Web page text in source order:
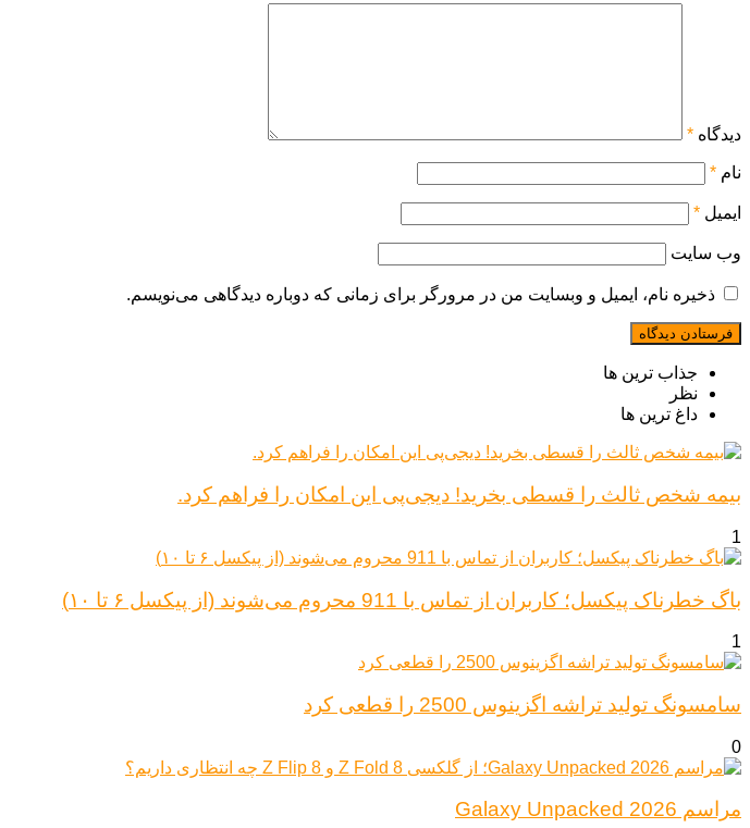
دیدگاه *
نام *
ایمیل *
وب‌ سایت
ذخیره نام، ایمیل و وبسایت من در مرورگر برای زمانی که دوباره دیدگاهی می‌نویسم.
جذاب ترین ها
نظر
داغ ترین ها
بیمه شخص ثالث را قسطی بخرید! دیجی‌پی این امکان را فراهم کرد.
1
باگ خطرناک پیکسل؛ کاربران از تماس با 911 محروم می‌شوند (از پیکسل ۶ تا ۱۰)
1
سامسونگ تولید تراشه اگزینوس 2500 را قطعی کرد
0
مراسم Galaxy Unpacked 2026